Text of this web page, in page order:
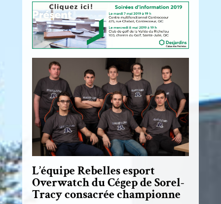
L’équipe Rebelles esport
Overwatch du Cégep de Sorel-
Tracy consacrée championne